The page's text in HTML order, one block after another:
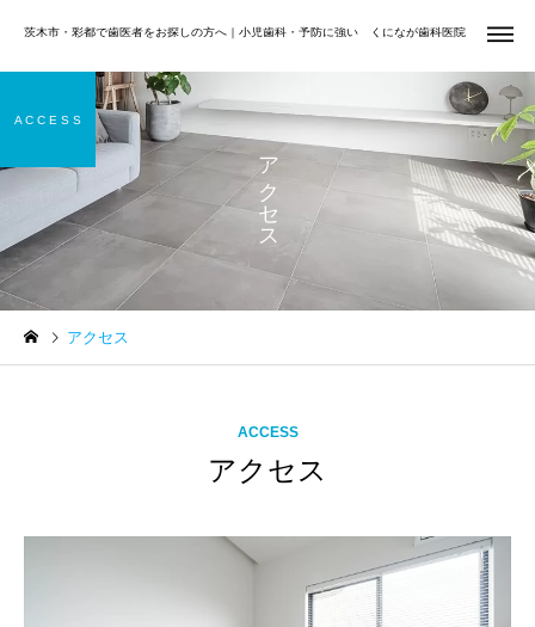
茨木市・彩都で歯医者をお探しの方へ｜小児歯科・予防に強い くになが歯科医院
虫歯治療 小児歯
矯正歯科 歯周治
Uncategorized 矯正歯科
アクセス
A C C E S S
アクセス
ACCESS
アクセス